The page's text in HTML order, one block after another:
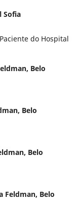
Sofia
do Hospital
Belo
Belo
Belo
Feldman, Belo